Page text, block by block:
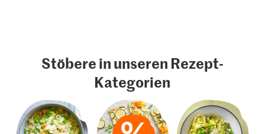
Stöbere in unseren Rezept-
Kategorien